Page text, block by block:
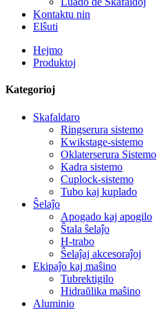
Kontaktu nin
Elŝuti
Hejmo
Produktoj
Kategorioj
Skafaldaro
Ringserura sistemo
Kwikstage-sistemo
Oklaterserura Sistemo
Kadra sistemo
Cuplock-sistemo
Tubo kaj kuplado
Ŝelaĵo
Apogado kaj apogilo
Ŝtala ŝelaĵo
H-trabo
Ŝelaĵaj akcesoraĵoj
Ekipaĵo kaj maŝino
Tubrektigilo
Hidraŭlika maŝino
Aluminio